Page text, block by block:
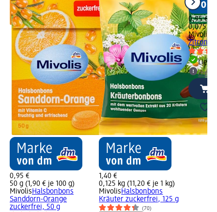
0,95 €
50 g (1,90 € je 100 g)
MivolisHalsbonbons
Sanddorn-Orange
zuckerfrei, 50 g
1,40 €
0,125 kg (11,20 € je 1 kg)
MivolisHalsbonbons
Kräuter zuckerfrei, 125 g
(70)
0,95 €
0,075 kg
Mivolis
Zitrone,
dm